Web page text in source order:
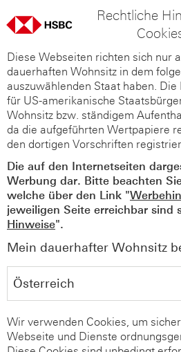
Rechtliche
Diese Webseiten richten sich nur
dauerhaften Wohnsitz in dem
auszuwählenden Staat haben.
für US-amerikanische
Wohnsitz bzw. ständigem
da die aufgeführten Wertpapiere
den dortigen Vorschriften
Die auf den Internetseiten
Werbung dar. Bitte beachten
welche über den Link "
jeweiligen Seite erreichbar sind
Hinweise".
Mein dauerhafter Wohnsitz
Wir verwenden Cookies, um
Webseite und Dienste